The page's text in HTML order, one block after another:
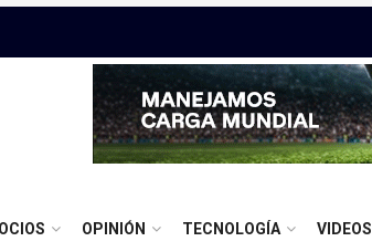
OPINIÓN TECNOLOGÍA VIDEOS